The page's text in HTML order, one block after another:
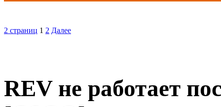
2 страниц 1 2 Далее
REV не работает